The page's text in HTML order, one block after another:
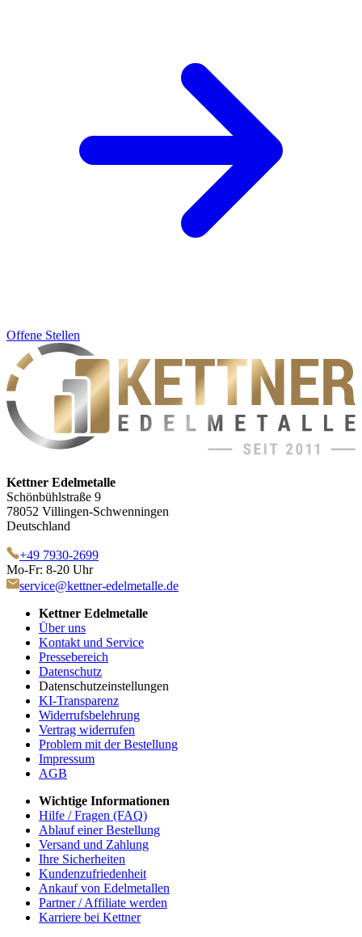
Offene Stellen
Kettner Edelmetalle
Schönbühlstraße 9
78052 Villingen-Schwenningen
Deutschland
+49 7930-2699
Mo-Fr: 8-20 Uhr
service@kettner-edelmetalle.de
Kettner Edelmetalle
Über uns
Kontakt und Service
Pressebereich
Datenschutz
Datenschutzeinstellungen
KI-Transparenz
Widerrufsbelehrung
Vertrag widerrufen
Problem mit der Bestellung
Impressum
AGB
Wichtige Informationen
Hilfe / Fragen (FAQ)
Ablauf einer Bestellung
Versand und Zahlung
Ihre Sicherheiten
Kundenzufriedenheit
Ankauf von Edelmetallen
Partner / Affiliate werden
Karriere bei Kettner